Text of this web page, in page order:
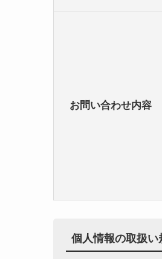
お問い合わせ内容
個人情報の取扱い